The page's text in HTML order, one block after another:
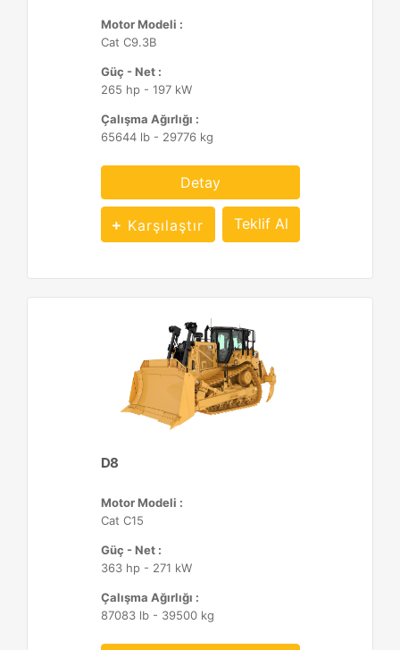
Motor Modeli :
Cat C9.3B
Güç - Net :
265 hp - 197 kW
Çalışma Ağırlığı :
65644 lb - 29776 kg
Detay
Karşılaştır Teklif Al
D8
Motor Modeli :
Cat C15
Güç - Net :
363 hp - 271 kW
Çalışma Ağırlığı :
87083 lb - 39500 kg